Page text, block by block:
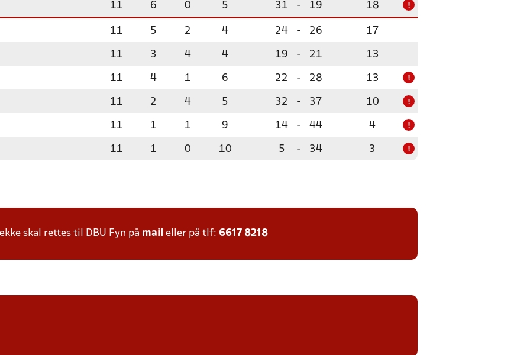
11 6 0 5 31 - 19 18 !
11 5 2 4 24 - 26 17
11 3 4 4 19 - 21 13
11 4 1 6 22 - 28 13 !
11 2 4 5 32 - 37 10 !
11 1 1 9 14 - 44 4 !
11 1 0 10 5 - 34 3 !
skal rettes til DBU Fyn på mail eller på tlf: 6617 8218